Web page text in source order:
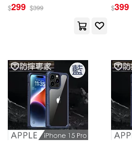
鞋包配件(2019) 票券(38)
故宮精品(2) 電子書閱讀
電子書(6914) 有聲書
Conquerors(415)
Aleksander(286)
Dudkiewicz(286)
Deka(270) Arbi(260)
化學工業出版社(4772)
人民郵電出版社(3986)
電子工業出版社(3877)
(可複選)
可超商取貨(150718)
可海外宅配(148812)
可港澳店取(146437)
$299 $399 $399